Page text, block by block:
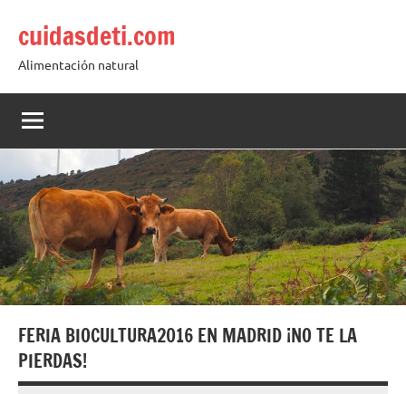
contenido
cuidasdeti.com
Alimentación natural
FERIA BIOCULTURA2016 EN MADRID ¡NO TE LA
PIERDAS!